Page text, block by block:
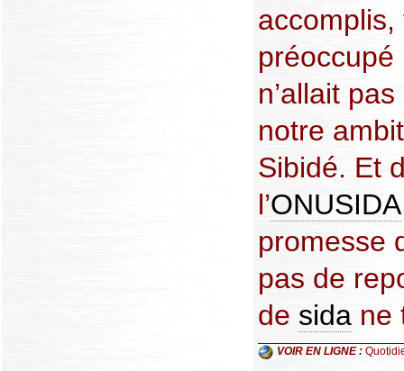
n’allait
notre
Sibidé. Et
l’ONUSIDA
promesse
pas de
de sida ne
VOIR EN LIGNE :